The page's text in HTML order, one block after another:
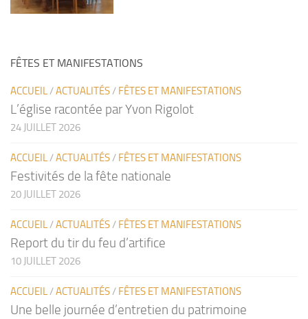
FÊTES ET MANIFESTATIONS
ACCUEIL/ACTUALITÉS/ FÊTES ET MANIFESTATIONS
L’église racontée par Yvon Rigolot
24 JUILLET 2026
ACCUEIL/ACTUALITÉS/ FÊTES ET MANIFESTATIONS
Festivités de la fête nationale
20 JUILLET 2026
ACCUEIL/ACTUALITÉS/ FÊTES ET MANIFESTATIONS
Report du tir du feu d’artifice
10 JUILLET 2026
ACCUEIL/ACTUALITÉS/ FÊTES ET MANIFESTATIONS
Une belle journée d’entretien du patrimoine